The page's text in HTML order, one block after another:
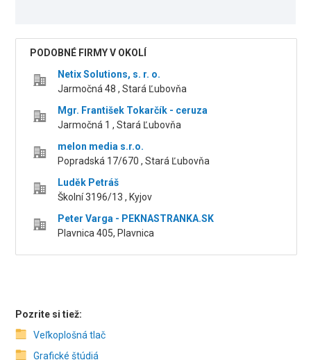
PODOBNÉ FIRMY V OKOLÍ
Netix Solutions, s. r. o.
Jarmočná 48 , Stará Ľubovňa
Mgr. František Tokarčík - ceruza
Jarmočná 1 , Stará Ľubovňa
melon media s.r.o.
Popradská 17/670 , Stará Ľubovňa
Luděk Petráš
Školní 3196/13 , Kyjov
Peter Varga - PEKNASTRANKA.SK
Plavnica 405, Plavnica
Pozrite si tiež:
Veľkoplošná tlač
Grafické štúdiá